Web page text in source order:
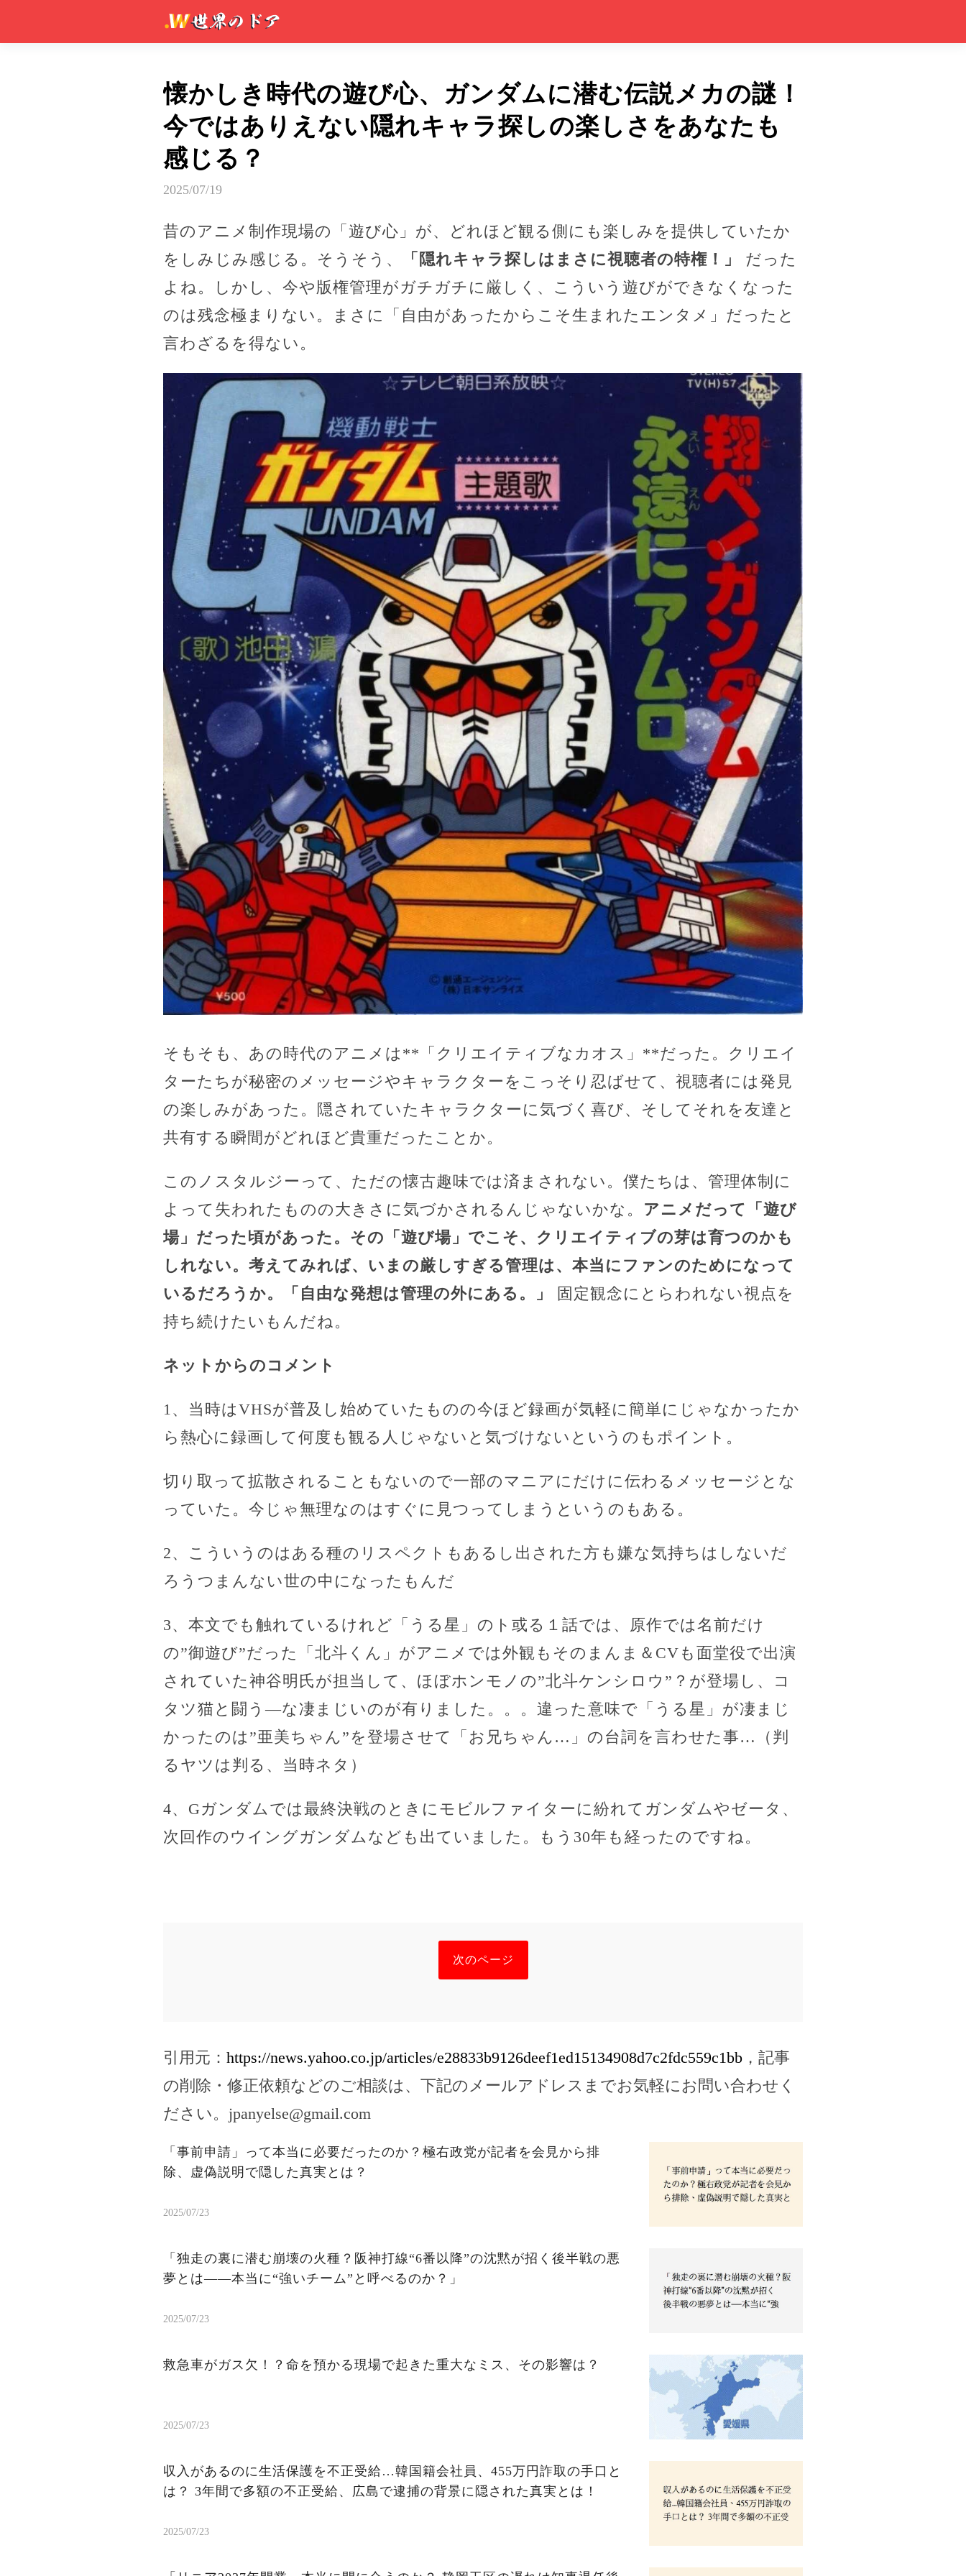
懐かしき時代の遊び心、ガンダムに潜む伝説メカの謎！
今ではありえない隠れキャラ探しの楽しさをあなたも
感じる？
2025/07/19
昔のアニメ制作現場の「遊び心」が、どれほど観る側にも楽しみを提供していたか
をしみじみ感じる。そうそう、
「隠れキャラ探しはまさに視聴者の特権！」
だった
よね。しかし、今や版権管理がガチガチに厳しく、こういう遊びができなくなった
のは残念極まりない。まさに「自由があったからこそ生まれたエンタメ」だったと
言わざるを得ない。
そもそも、あの時代のアニメは**「クリエイティブなカオス」**だった。クリエイ
ターたちが秘密のメッセージやキャラクターをこっそり忍ばせて、視聴者には発見
の楽しみがあった。隠されていたキャラクターに気づく喜び、そしてそれを友達と
共有する瞬間がどれほど貴重だったことか。
このノスタルジーって、ただの懐古趣味では済まされない。僕たちは、管理体制に
よって失われたものの大きさに気づかされるんじゃないかな。 アニメだって「遊び
場」だった頃があった。 その「遊び場」でこそ、クリエイティブの芽は育つのかも
しれない。考えてみれば、いまの厳しすぎる管理は、本当にファンのためになって
いるだろうか。
「自由な発想は管理の外にある。」
固定観念にとらわれない視点を
持ち続けたいもんだね。
ネットからのコメント
1、当時はVHSが普及し始めていたものの今ほど録画が気軽に簡単にじゃなかったか
ら熱心に録画して何度も観る人じゃないと気づけないというのもポイント。
切り取って拡散されることもないので一部のマニアにだけに伝わるメッセージとな
っていた。今じゃ無理なのはすぐに見つってしまうというのもある。
2、こういうのはある種のリスペクトもあるし出された方も嫌な気持ちはしないだ
ろうつまんない世の中になったもんだ
3、本文でも触れているけれど「うる星」のト或る１話では、原作では名前だけ
の”御遊び”だった「北斗くん」がアニメでは外観もそのまんま＆CVも面堂役で出演
されていた神谷明氏が担当して、ほぼホンモノの”北斗ケンシロウ”？が登場し、コ
タツ猫と闘う―な凄まじいのが有りました。。。違った意味で「うる星」が凄まじ
かったのは”亜美ちゃん”を登場させて「お兄ちゃん…」の台詞を言わせた事…（判
るヤツは判る、当時ネタ）
4、Gガンダムでは最終決戦のときにモビルファイターに紛れてガンダムやゼータ、
次回作のウイングガンダムなども出ていました。もう30年も経ったのですね。
次のページ
引用元： https://news.yahoo.co.jp/articles/e28833b9126deef1ed15134908d7c2fdc559c1bb ，記事
の削除・修正依頼などのご相談は、下記のメールアドレスまでお気軽にお問い合わせく
ださい。 jpanyelse@gmail.com
「事前申請」って本当に必要だったのか？極右政党が記者を会見から排
除、虚偽説明で隠した真実とは？
2025/07/23
「独走の裏に潜む崩壊の火種？阪神打線“6番以降”の沈黙が招く後半戦の悪
夢とは——本当に“強いチーム”と呼べるのか？」
2025/07/23
救急車がガス欠！？命を預かる現場で起きた重大なミス、その影響は？
2025/07/23
収入があるのに生活保護を不正受給…韓国籍会社員、455万円詐取の手口と
は？ 3年間で多額の不正受給、広島で逮捕の背景に隠された真実とは！
2025/07/23